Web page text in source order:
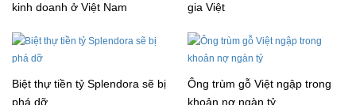
kinh doanh ở Việt Nam
gia Việt
Biệt thự tiền tỷ Splendora sẽ bị
phá dỡ
Ông trùm gỗ Việt ngập trong
khoản nợ ngàn tỷ